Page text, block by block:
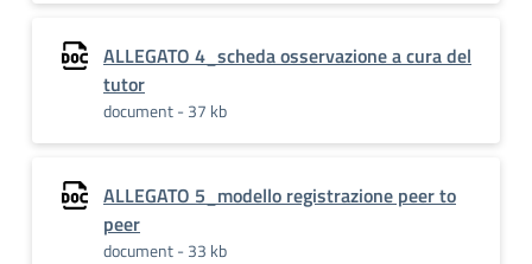
ALLEGATO 4_scheda osservazione a cura del
tutor
document - 37 kb
ALLEGATO 5_modello registrazione peer to
peer
document - 33 kb